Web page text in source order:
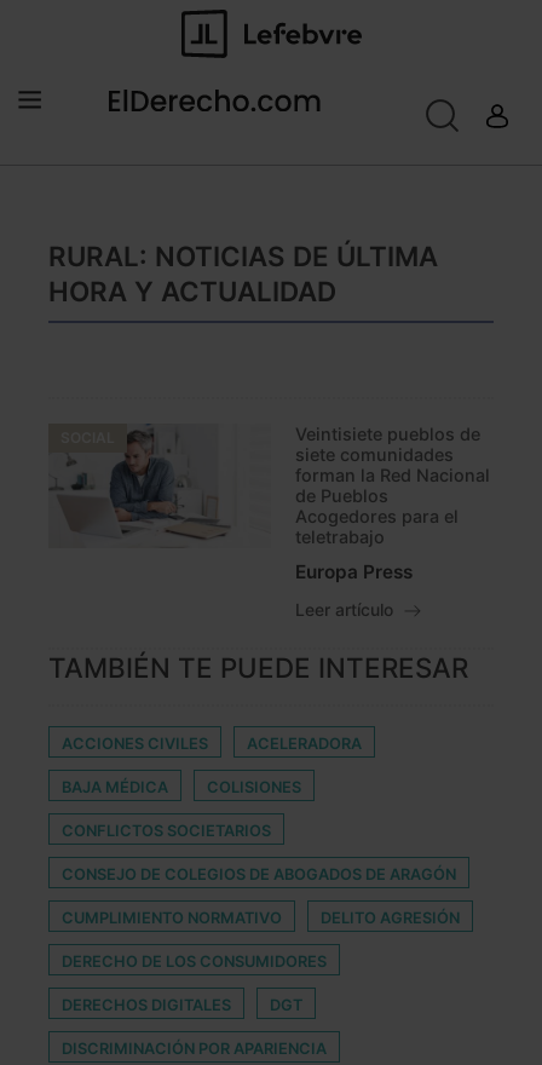
RURAL: NOTICIAS DE ÚLTIMA
HORA Y ACTUALIDAD
Veintisiete pueblos de
siete comunidades
forman la Red Nacional
de Pueblos
Acogedores para el
teletrabajo
Europa Press
Leer artículo
TAMBIÉN TE PUEDE INTERESAR
ACCIONES CIVILES ACELERADORA
BAJA MÉDICA COLISIONES
CONFLICTOS SOCIETARIOS
CONSEJO DE COLEGIOS DE ABOGADOS DE ARAGÓN
CUMPLIMIENTO NORMATIVO DELITO AGRESIÓN
DERECHO DE LOS CONSUMIDORES
DERECHOS DIGITALES DGT
DISCRIMINACIÓN POR APARIENCIA